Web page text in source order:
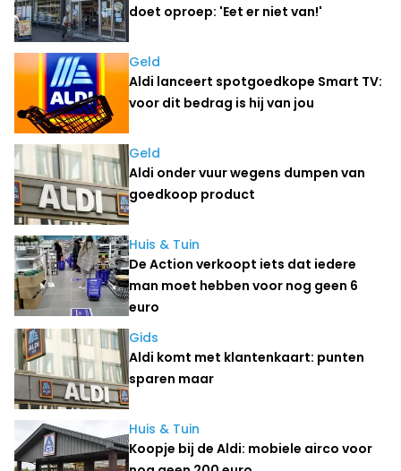
doet oproep: 'Eet er niet van!'
Geld
Aldi lanceert spotgoedkope Smart TV:
voor dit bedrag is hij van jou
Geld
Aldi onder vuur wegens dumpen van
goedkoop product
Huis & Tuin
De Action verkoopt iets dat iedere
man moet hebben voor nog geen 6
euro
Gids
Aldi komt met klantenkaart: punten
sparen maar
Huis & Tuin
Koopje bij de Aldi: mobiele airco voor